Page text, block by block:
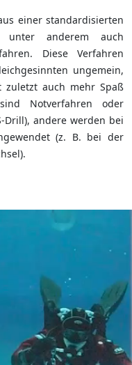
einer standardisierten
unter anderem auch
Diese Verfahren
ungemein,
auch mehr Spaß
Notverfahren oder
Drill), andere werden bei
(z. B. bei der